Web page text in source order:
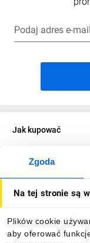
Zgoda
Na tej stronie są
Plików cookie
aby oferować
Podaj adres e-mail
Jak kupować
O firmie
Informacje